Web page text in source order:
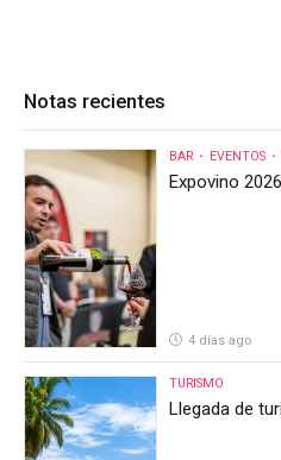
Notas recientes
BAR EVENTOS
Expovino
4 días ago
TURISMO
Llegada de